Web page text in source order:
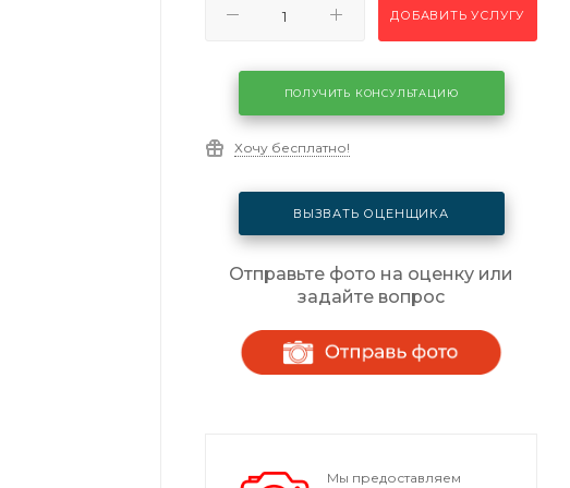
ДОБАВИТЬ УСЛУГУ
ПОЛУЧИТЬ КОНСУЛЬТАЦИЮ
Хочу бесплатно!
ВЫЗВАТЬ ОЦЕНЩИКА
Отправьте фото на оценку или
задайте вопрос
Мы предоставляем